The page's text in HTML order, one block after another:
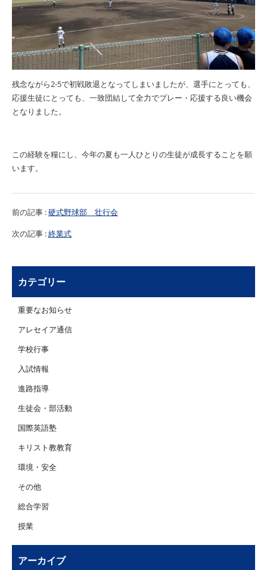
残念ながら2-5で初戦敗退となってしまいましたが、選手にとっても、
応援生徒にとっても、一致団結して全力でプレー・応援する良い機会
となりました。
この経験を糧にし、今年の夏も一人ひとりの生徒が成長することを願
います。
前の記事 :硬式野球部 壮行会
次の記事 :終業式
カテゴリー
重要なお知らせ
アレセイア通信
学校行事
入試情報
進路指導
生徒会・部活動
国際英語塾
キリスト教教育
環境・安全
その他
総合学習
授業
アーカイブ